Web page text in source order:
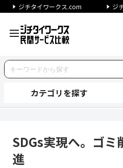
ジチタイワークス.com ジ
カテゴリを探す
SDGs実現へ。ゴ
進